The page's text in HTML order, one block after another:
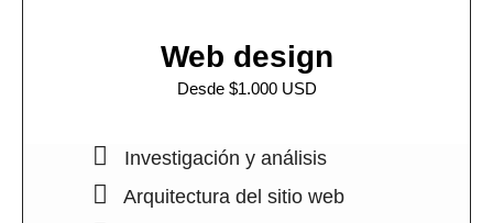
Web design
Desde $1.000 USD
Investigación y análisis
Arquitectura del sitio web